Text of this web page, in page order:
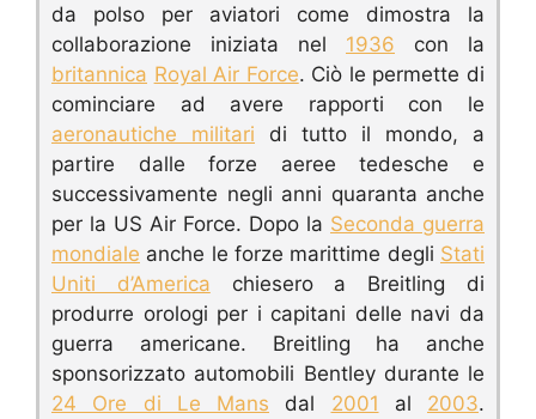
da polso per aviatori come dimostra la
collaborazione iniziata nel 1936 con la
britannica Royal Air Force. Ciò le permette di
cominciare ad avere rapporti con le
aeronautiche militari di tutto il mondo, a
partire dalle forze aeree tedesche e
successivamente negli anni quaranta anche
per la US Air Force. Dopo la Seconda guerra
mondiale anche le forze marittime degli Stati
Uniti d’America chiesero a Breitling di
produrre orologi per i capitani delle navi da
guerra americane. Breitling ha anche
sponsorizzato automobili Bentley durante le
24 Ore di Le Mans dal 2001 al 2003.